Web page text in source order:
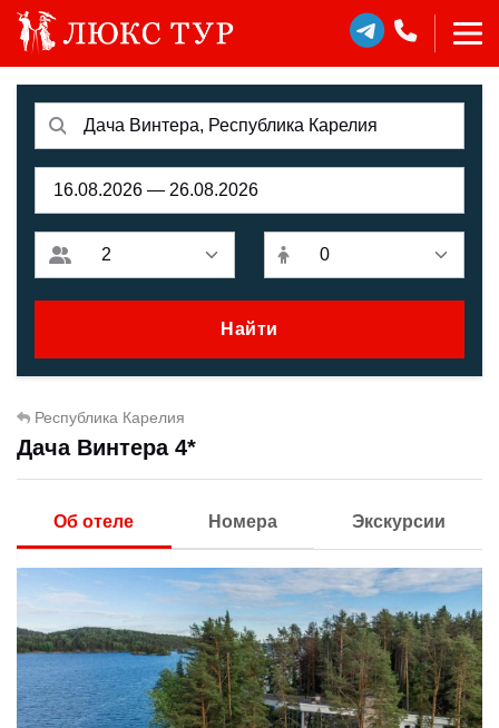
Найти
Республика Карелия
Дача Винтера 4*
Об отеле Номера Экскурсии